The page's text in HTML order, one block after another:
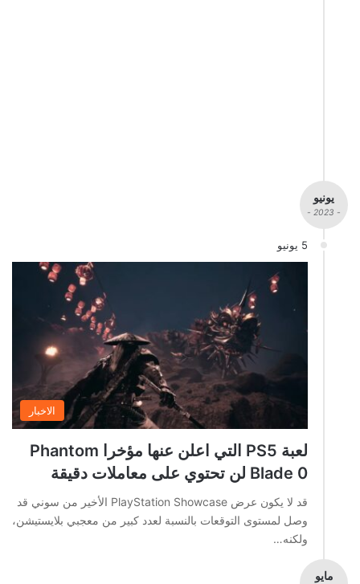
يونيو
- 2023 -
5 يونيو
الاخبار
لعبة PS5 التي اعلن عنها مؤخرا Phantom
Blade 0 لن تحتوي على معاملات دقيقة
قد لا يكون عرض PlayStation Showcase الأخير من سوني قد
وصل لمستوى التوقعات بالنسبة لعدد كبير من معجبي بلايستيشن،
ولكنه…
مايو